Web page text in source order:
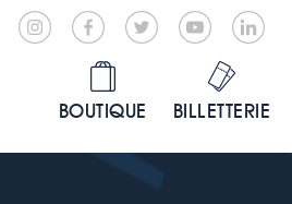
BOUTIQUE BILLETTERIE